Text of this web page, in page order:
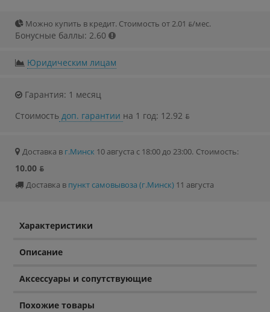
Можно купить в кредит. Стоимость от 2.01 ƃ/мec.
Бонусные баллы: 2.60
Юридическим лицам
Гарантия: 1 месяц
Стоимость доп. гарантии на 1 год: 12.92 ƃ
Доставка в г.Минск 10 августа с 18:00 до 23:00. Стоимость:
10.00 ƃ
Доставка в пункт самовывоза (г.Минск) 11 августа
Характеристики
Описание
Аксессуары и сопутствующие
Похожие товары